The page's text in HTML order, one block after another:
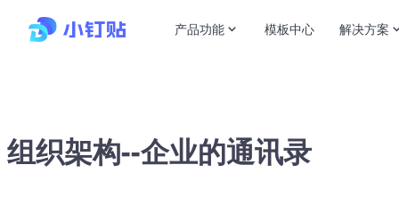
产品功能 模板中心 解决方案
组织架构--企业的通讯录